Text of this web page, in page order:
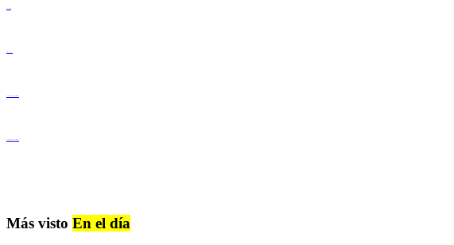
Más visto En el día